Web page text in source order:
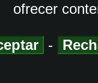
ofrecer
-